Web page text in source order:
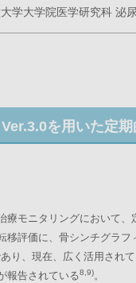
学大学院医学研究科 泌
を用いた定
療モニタリングにおいて
移評価に、骨シンチグラフ
り、現在、広く活用されて
報告されている8,9)。